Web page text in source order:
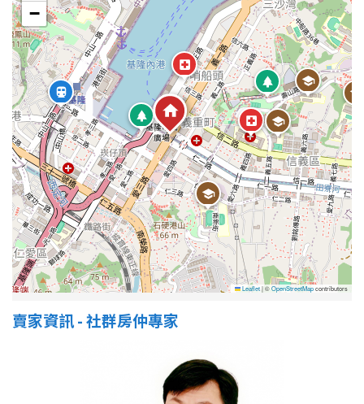
−
Leaflet|©OpenStreetMapcontributors
賣家資訊 - 社群房仲專家